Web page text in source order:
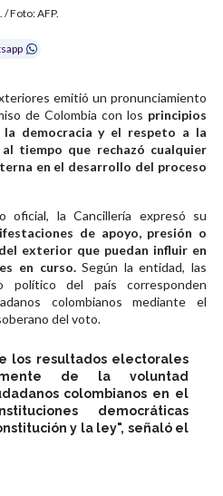
Foto: AFP.
emitió un pronunciamiento
de Colombia con los principios
democracia y el respeto a la
tiempo que rechazó cualquier
en el desarrollo del proceso
oficial, la Cancillería expresó su
de apoyo, presión o
exterior que puedan influir en
en curso.Según la entidad, las
político del país corresponden
colombianos mediante el
del voto.
los resultados electorales
de la voluntad
colombianos en el
democráticas
y la ley", señaló el